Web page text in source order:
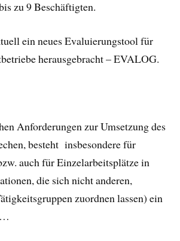
zu 9 Beschäftigten.
ein neues Evaluierungstool für
herausgebracht – EVALOG.
Anforderungen zur Umsetzung des
besteht insbesondere für
auch für Einzelarbeitsplätze in
die sich nicht anderen,
zuordnen lassen) ein
…